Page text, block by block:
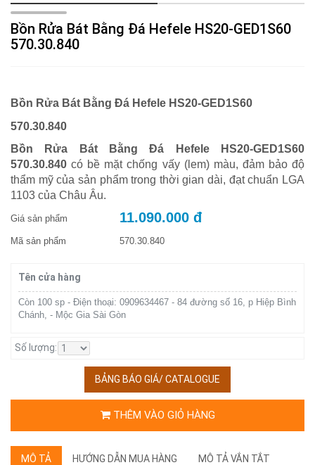
Bồn Rửa Bát Bằng Đá Hefele HS20-GED1S60
570.30.840
Bồn Rửa Bát Bằng Đá Hefele HS20-GED1S60
570.30.840
Bồn Rửa Bát Bằng Đá Hefele HS20-GED1S60
570.30.840 có bề mặt chống vấy (lem) màu, đảm bảo độ
thẩm mỹ của sản phẩm trong thời gian dài, đạt chuẩn LGA
1103 của Châu Âu.
Giá sản phẩm 11.090.000 đ
Mã sản phẩm 570.30.840
Tên cửa hàng
Còn 100 sp - Điện thoại: 0909634467 - 84 đường số 16, p Hiệp Bình
Chánh, - Mộc Gia Sài Gòn
Số lượng:
BẢNG BÁO GIÁ/ CATALOGUE
THÊM VÀO GIỎ HÀNG
MÔ TẢ HƯỚNG DẪN MUA HÀNG MÔ TẢ VẮN TẮT